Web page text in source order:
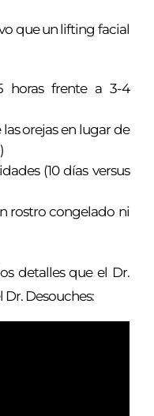
que un lifting facial
horas frente a 3-4
orejas en lugar de
(10 días versus
rostro congelado ni
detalles que el Dr.
Desouches: